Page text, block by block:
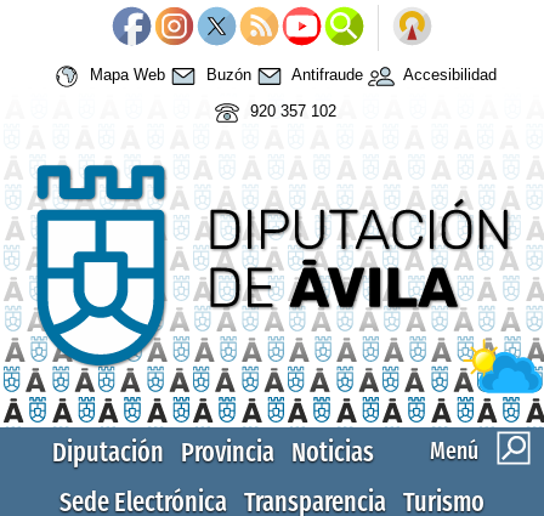
Mapa Web Buzón Antifraude
Accesibilidad
920 357 102
Menú
Diputación Provincia Noticias
Sede Electrónica Transparencia Turismo